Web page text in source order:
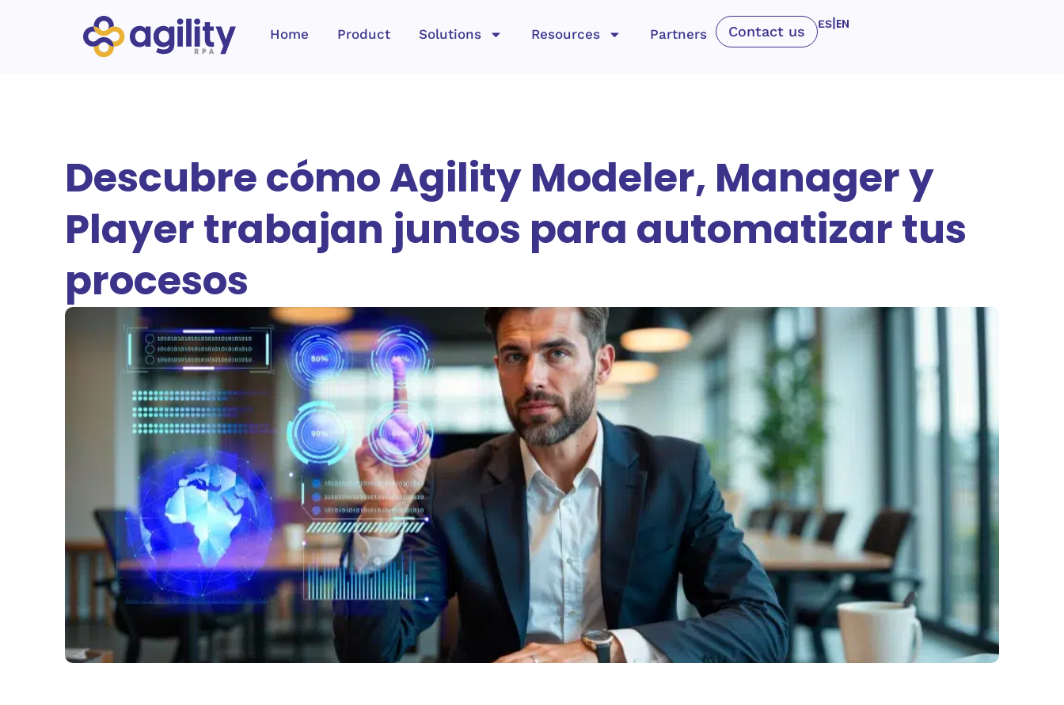
Home Product Solutions Resources Partners Contact us ES|EN
Descubre cómo Agility Modeler, Manager y
Player trabajan juntos para automatizar tus
procesos